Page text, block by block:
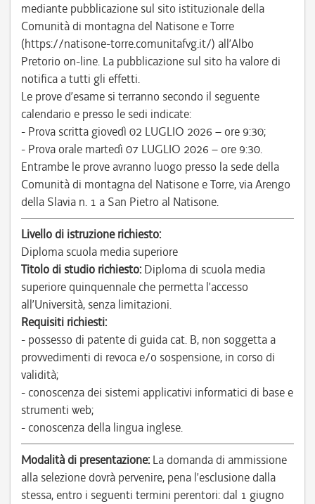
mediante pubblicazione sul sito istituzionale della
Comunità di montagna del Natisone e Torre
(https://natisone-torre.comunitafvg.it/) all’Albo
Pretorio on-line. La pubblicazione sul sito ha valore di
notifica a tutti gli effetti.
Le prove d’esame si terranno secondo il seguente
calendario e presso le sedi indicate:
- Prova scritta giovedì 02 LUGLIO 2026 – ore 9:30;
- Prova orale martedì 07 LUGLIO 2026 – ore 9:30.
Entrambe le prove avranno luogo presso la sede della
Comunità di montagna del Natisone e Torre, via Arengo
della Slavia n. 1 a San Pietro al Natisone.
Livello di istruzione richiesto:
Diploma scuola media superiore
Titolo di studio richiesto: Diploma di scuola media
superiore quinquennale che permetta l’accesso
all’Università, senza limitazioni.
Requisiti richiesti:
- possesso di patente di guida cat. B, non soggetta a
provvedimenti di revoca e/o sospensione, in corso di
validità;
- conoscenza dei sistemi applicativi informatici di base e
strumenti web;
- conoscenza della lingua inglese.
Modalità di presentazione: La domanda di ammissione
alla selezione dovrà pervenire, pena l’esclusione dalla
stessa, entro i seguenti termini perentori: dal 1 giugno